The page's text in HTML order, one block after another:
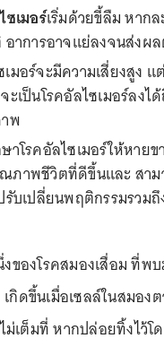
ซเมอร์เริ่มด้วยขี้ลืม หาก
าการอาจแย่ลงจนส่งผ
มอร์จะมีความเสี่ยงสูง
เป็นโรคอัลไซเมอร์ลงไ
พ
โรคอัลไซเมอร์ให้หาย
าพชีวิตที่ดีขึ้นและ สาม
บเปลี่ยนพฤติกรรมรวม
ของโรคสมองเสื่อม ที่พ
กิดขึ้นเมื่อเซลล์ในสมอง
เต็มที่ หากปล่อยทิ้งไว้โ